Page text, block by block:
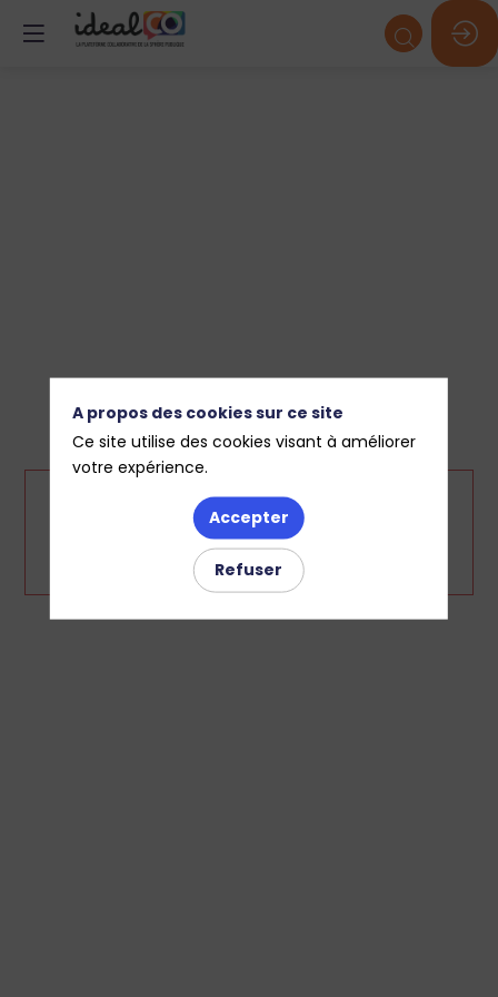
Vous devez vous connecter pour voir ce contenu
Me connecter
A propos des cookies sur ce site
Ce site utilise des cookies visant à améliorer
votre expérience.
Accepter
Refuser